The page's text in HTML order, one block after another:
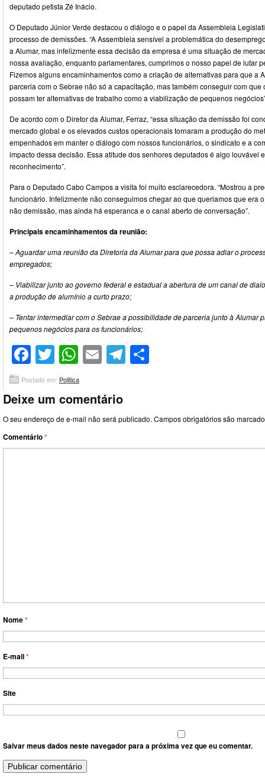
deputado petista Zé Inácio.
O Deputado Júnior Verde destacou o diálogo e o papel da Assembleia
processo de demissões. “A Assembleia sensível a problemática do
a Alumar, mas infelizmente essa decisão da empresa é uma situação de
nossa avaliação, enquanto parlamentares, cumprimos o nosso papel de lutar
Fizemos alguns encaminhamentos como a criação de alternativas para que a
parceria com o Sebrae não só a capacitação, mas também conseguir com
possam ter alternativas de trabalho como a viabilização de pequenos
De acordo com o Diretor da Alumar, Ferraz, “essa situação da demissão foi
mercado global e os elevados custos operacionais tornaram a produção do
empenhados em manter o diálogo com nossos funcionários, o sindicato e a
impacto dessa decisão. Essa atitude dos senhores deputados é algo louvável
reconhecimento”.
Para o Deputado Cabo Campos a visita foi muito esclarecedora. “Mostrou a
funcionário. Infelizmente não conseguimos chegar ao que queriamos que era
não demissão, mas ainda há esperanca e o canal aberto de conversação”.
Principais encaminhamentos da reunião:
– Aguardar uma reunião da Diretoria da Alumar para que possa adiar o
empregados;
– Viabilizar junto ao governo federal e estadual a abertura de um canal de
a produção de alumínio a curto prazo;
– Tentar intermediar com o Sebrae a possibilidade de parceria junto à Alumar
pequenos negócios para os funcionários;
Facebook
Twitter
WhatsApp
EmailTelegram
Postado em: Politica
Deixe um comentário
O seu endereço de e-mail não será publicado. Campos obrigatórios são
Comentário*
Nome*
E-mail*
Site
Salvar meus dados neste navegador para a próxima vez que eu comentar.